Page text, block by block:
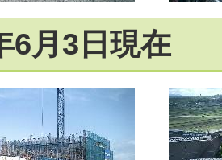
6月3日現在